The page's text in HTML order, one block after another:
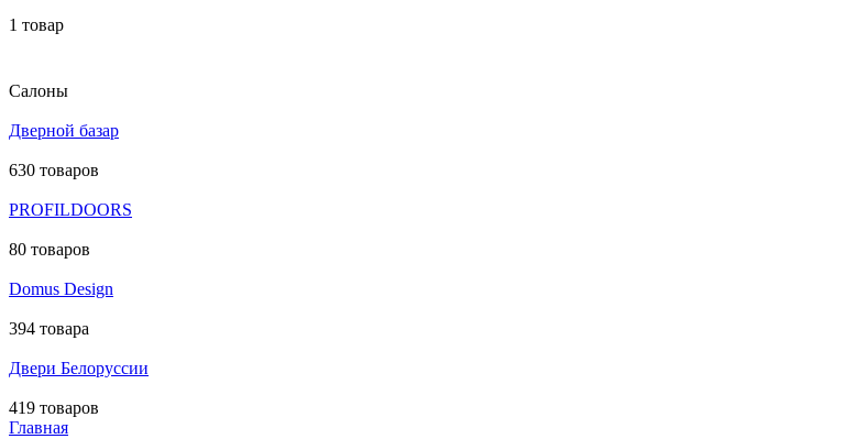
1 товар
Салоны
Дверной базар
630 товаров
PROFILDOORS
80 товаров
Domus Design
394 товара
Двери Белоруссии
419 товаров
Главная